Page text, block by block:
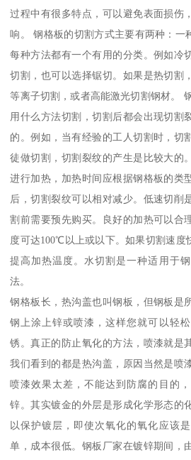
过程中有很多特点，可以避免表面损伤
响。 钢格板的切割方式主要有两种：一
每种方法都有一个有用的分类。例如冷
切割，也可以选择锯切。如果是热切割
等离子切割，或者高能激光切割钢材。
用什么方法切割，切割后都会出现切割
的。例如，当有经验的工人切割时，切
徒做切割，切割裂纹的产生是比较大的
进行加热，加热时间应根据钢格板的类
后，切割裂纹可以相对减少。低速切削
割前需要预先购买。良好的加热可以合
度可达100℃以上或以下。如果切割速度
提高加热温度。水切割是一种适用于
法。
钢格板长，热沟盖也叫钢板，但钢板是
钢上涂上锌或喷漆，这样您就可以轻
锈。真正的防止氧化的方法，喷漆就是
我们看到的都是热沟盖，原因当然是喷
喷漆效果太差，不能达到防腐的目的
锌。其实镀金的外层是形成化学形态的
以保护镀层，即使次氧化的氧化应该
单，成本很低。钢板厂家在镀锌期间，